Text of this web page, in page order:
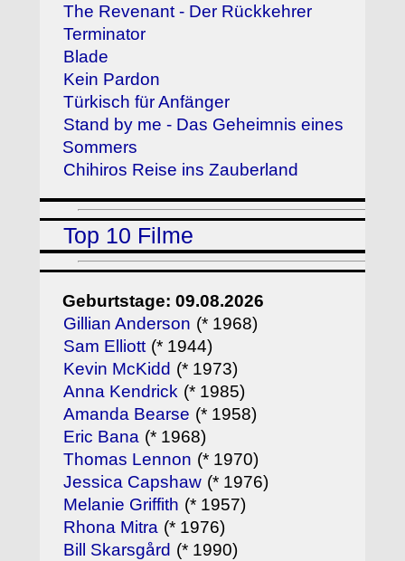
The Revenant - Der Rückkehrer
Terminator
Blade
Kein Pardon
Türkisch für Anfänger
Stand by me - Das Geheimnis eines
Sommers
Chihiros Reise ins Zauberland
Top 10 Filme
Geburtstage: 09.08.2026
Gillian Anderson (* 1968)
Sam Elliott (* 1944)
Kevin McKidd (* 1973)
Anna Kendrick (* 1985)
Amanda Bearse (* 1958)
Eric Bana (* 1968)
Thomas Lennon (* 1970)
Jessica Capshaw (* 1976)
Melanie Griffith (* 1957)
Rhona Mitra (* 1976)
Bill Skarsgård (* 1990)